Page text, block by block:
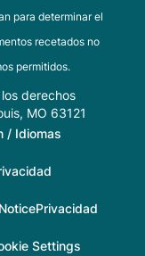
para determinar el
recetados no
permitidos.
derechos
MO 63121
/ Idiomas
Privacidad
Settings